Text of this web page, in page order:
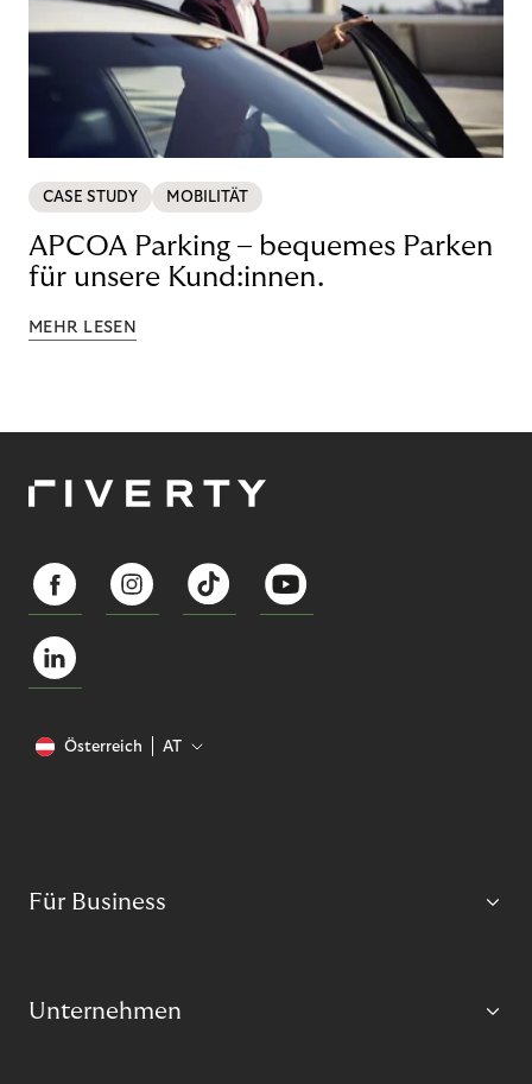
CASE STUDY MOBILITÄT
APCOA Parking – bequemes Parken
für unsere Kund:innen.
MEHR LESEN
Österreich AT
Für Business
Unternehmen